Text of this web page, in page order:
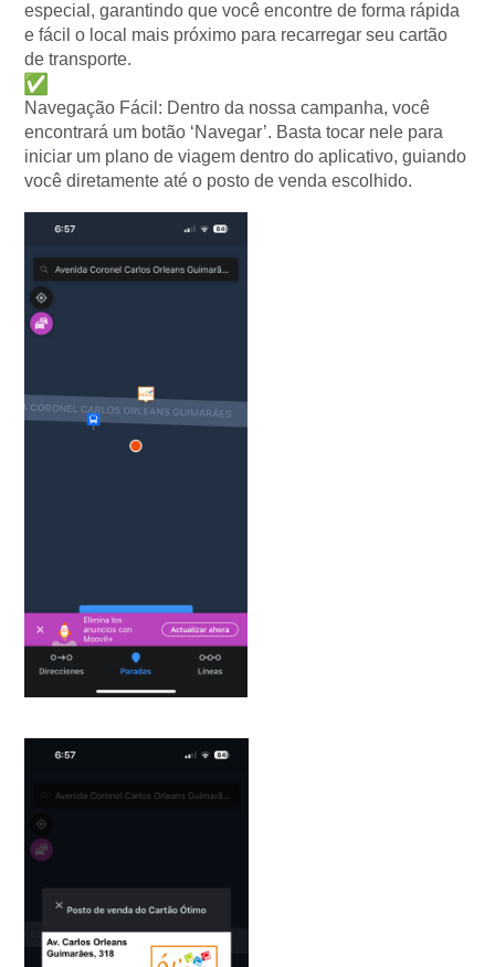
especial, garantindo que você encontre de forma rápida
e fácil o local mais próximo para recarregar seu cartão
de transporte.
Navegação Fácil: Dentro da nossa campanha, você
encontrará um botão ‘Navegar’. Basta tocar nele para
iniciar um plano de viagem dentro do aplicativo, guiando
você diretamente até o posto de venda escolhido.